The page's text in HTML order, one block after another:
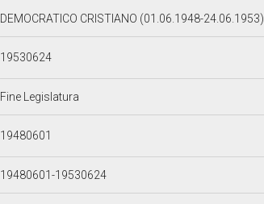
DEMOCRATICO CRISTIANO (01.06.1948-24.06.1953)
19530624
Fine Legislatura
19480601
19480601-19530624